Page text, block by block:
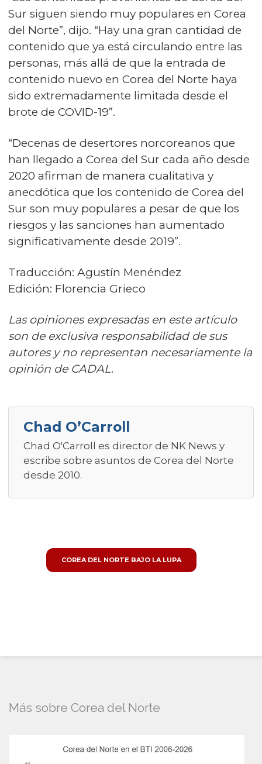
Sur siguen siendo muy populares en Corea
del Norte”, dijo. “Hay una gran cantidad de
contenido que ya está circulando entre las
personas, más allá de que la entrada de
contenido nuevo en Corea del Norte haya
sido extremadamente limitada desde el
brote de COVID-19”.
“Decenas de desertores norcoreanos que
han llegado a Corea del Sur cada año desde
2020 afirman de manera cualitativa y
anecdótica que los contenido de Corea del
Sur son muy populares a pesar de que los
riesgos y las sanciones han aumentado
significativamente desde 2019”.
Traducción: Agustín Menéndez
Edición: Florencia Grieco
Las opiniones expresadas en este artículo
son de exclusiva responsabilidad de sus
autores y no representan necesariamente la
opinión de CADAL.
Chad O’Carroll
Chad O'Carroll es director de NK News y
escribe sobre asuntos de Corea del Norte
desde 2010.
COREA DEL NORTE BAJO LA LUPA
Más sobre Corea del Norte